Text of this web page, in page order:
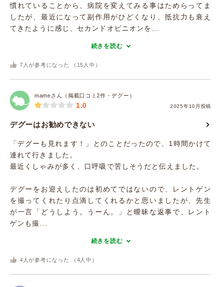
慣れていることから、病院を変えてみる事はためらってま
したが、最近になって副作用がひどくなり、抵抗力も衰え
てきたように感じ、セカンドオピニオンを...
続きを読む
7 人が参考になった （ 15 人中）
mameさん（掲載口コミ2件・デグー）
2025年10月投稿
1.0
デグーはお勧めできない
「デグーも見れます！」とのことだったので、1時間かけて
連れて行きました。
最近くしゃみが多く、口呼吸で苦しそうだと伝えました。
デグーをお迎えしたのは初めてではないので、レントゲン
を撮ってくれたり点滴してくれるかと思いましたが、先生
が一言「どうしよう。うーん。」と曖昧な返事で、レント
ゲンも撮...
続きを読む
4 人が参考になった （ 4 人中）